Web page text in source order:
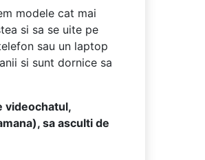
modele cat mai
si sa se uite pe
sau un laptop
si sunt dornice sa
videochatul,
sa asculti de